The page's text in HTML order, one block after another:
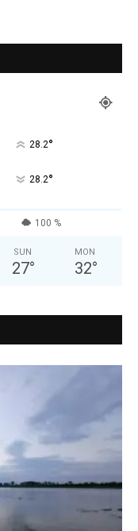
28.2°
28.2°
100 %
SUN
27°
MON
32°